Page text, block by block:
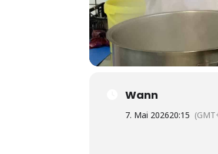
Wann
7. Mai 202620:15